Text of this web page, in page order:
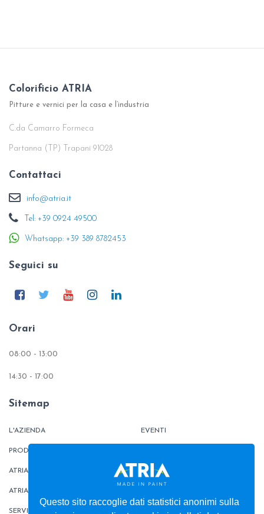
Questo sito raccoglie dati statistici anonimi sulla
Colorificio ATRIA
Pitture e vernici per la casa e l’industria
C.da Camarro Formeca
Partanna (TP) Trapani 91028
Contattaci
info@atria.it
Tel: +39 0924 49500
Whatsapp: +39 389 8782453
Seguici su
Orari
08:00 - 13:00
14:30 - 17:00
Sitemap
L'AZIENDA
PRODOTTI
ATRIATHERMIKA
ATRIAFLOOR
SERVIZI
EVENTI
CONTATTI
BOX